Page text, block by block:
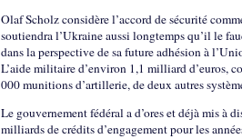
Olaf Scholz considère l’accord de sécurité
soutiendra l’Ukraine aussi longtemps qu’il le
dans la perspective de sa future adhésion à
L’aide militaire d’environ 1,1 milliard d’euros,
000 munitions d’artillerie, de deux autres
Le gouvernement fédéral a d’ores et déjà mis
milliards de crédits d’engagement pour les